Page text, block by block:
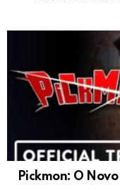
Pickmon: O